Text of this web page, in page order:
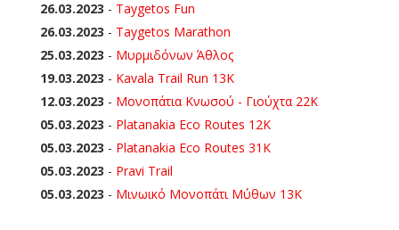
26.03.2023 - Taygetos Fun
26.03.2023 - Taygetos Marathon
25.03.2023 - Μυρμιδόνων Άθλος
19.03.2023 - Kavala Trail Run 13K
12.03.2023 - Μονοπάτια Κνωσού - Γιούχτα 22Κ
05.03.2023 - Platanakia Eco Routes 12K
05.03.2023 - Platanakia Eco Routes 31K
05.03.2023 - Pravi Trail
05.03.2023 - Μινωικό Μονοπάτι Μύθων 13Κ